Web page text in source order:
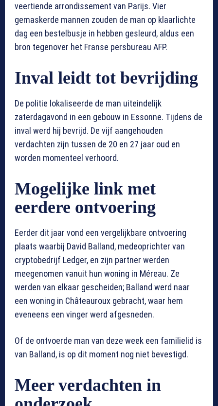
veertiende arrondissement van Parijs. Vier
gemaskerde mannen zouden de man op klaarlichte
dag een bestelbusje in hebben gesleurd, aldus een
bron tegenover het Franse persbureau AFP.
Inval leidt tot bevrijding
De politie lokaliseerde de man uiteindelijk
zaterdagavond in een gebouw in Essonne. Tijdens de
inval werd hij bevrijd. De vijf aangehouden
verdachten zijn tussen de 20 en 27 jaar oud en
worden momenteel verhoord.
Mogelijke link met
eerdere ontvoering
Eerder dit jaar vond een vergelijkbare ontvoering
plaats waarbij David Balland, medeoprichter van
cryptobedrijf Ledger, en zijn partner werden
meegenomen vanuit hun woning in Méreau. Ze
werden van elkaar gescheiden; Balland werd naar
een woning in Châteauroux gebracht, waar hem
eveneens een vinger werd afgesneden.
Of de ontvoerde man van deze week een familielid is
van Balland, is op dit moment nog niet bevestigd.
Meer verdachten in